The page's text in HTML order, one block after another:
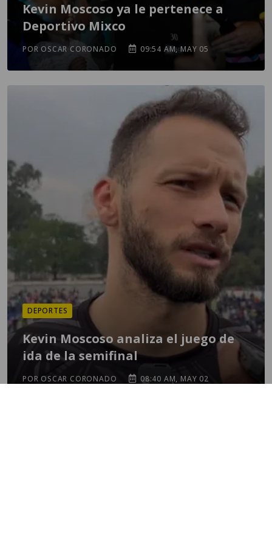
Kevin Moscoso ya le pertenece a
Deportivo Mixco
POR OSCAR CORONADO 09:54 AM, MAY 05
DEPORTES
Kevin Moscoso analiza el juego de
ida de la semifinal
POR OSCAR CORONADO 08:40 AM, MAY 02